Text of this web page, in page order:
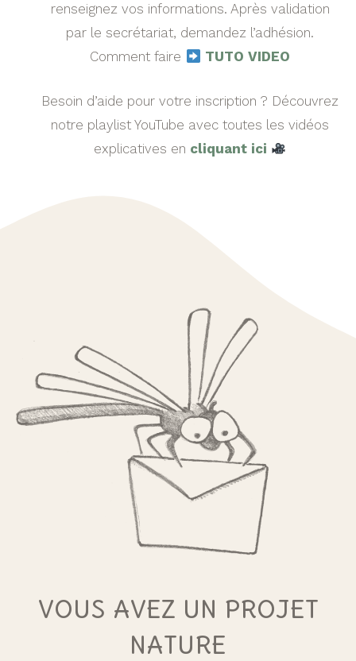
renseignez vos informations. Après validation
par le secrétariat, demandez l’adhésion.
Comment faire
TUTO VIDEO
Besoin d’aide pour votre inscription ? Découvrez
notre playlist YouTube avec toutes les vidéos
explicatives en cliquant ici
VOUS AVEZ UN PROJET
NATURE